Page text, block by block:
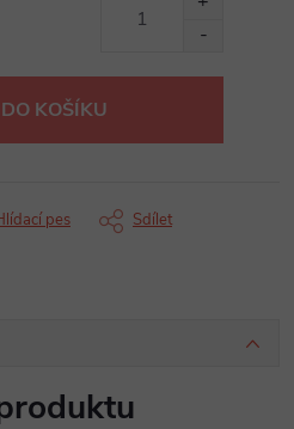
KOŠÍKU
pes Sdílet